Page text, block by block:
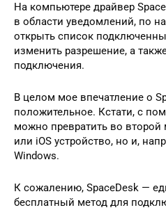
На компьютере драйвер
в области уведомлений, по
открыть список
изменить разрешение, а
подключения.
В целом мое впечатление о
положительное. Кстати, с
можно превратить во второй
или iOS устройство, но и,
Windows.
К сожалению, SpaceDesk —
бесплатный метод для